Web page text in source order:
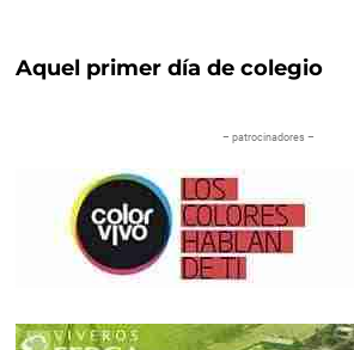
Aquel primer día de colegio
– patrocinadores –